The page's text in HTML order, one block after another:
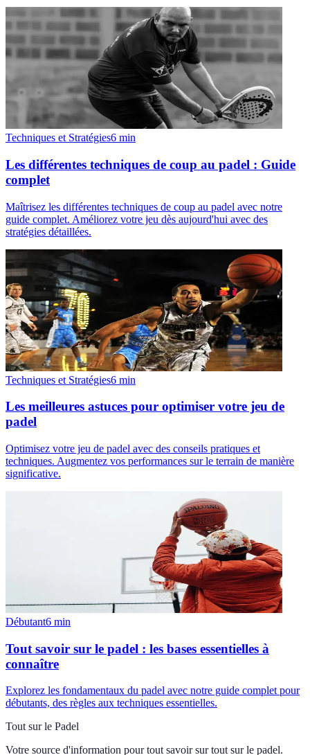
Techniques et Stratégies6 min
Les différentes techniques de coup au padel : Guide
complet
Maîtrisez les différentes techniques de coup au padel avec notre
guide complet. Améliorez votre jeu dès aujourd'hui avec des
stratégies détaillées.
Techniques et Stratégies6 min
Les meilleures astuces pour optimiser votre jeu de
padel
Optimisez votre jeu de padel avec des conseils pratiques et
techniques. Augmentez vos performances sur le terrain de manière
significative.
Débutant6 min
Tout savoir sur le padel : les bases essentielles à
connaître
Explorez les fondamentaux du padel avec notre guide complet pour
débutants, des règles aux techniques essentielles.
Tout sur le Padel
Votre source d'information pour tout savoir sur tout sur le padel.